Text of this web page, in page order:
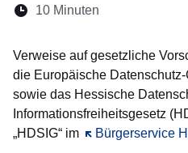
Lesedauer:
10 Minuten
Verweise auf gesetzliche
die Europäische
sowie das Hessische
Informationsfreiheitsgesetz
„HDSIG“ im
Bürgerservice
Öffnet sich in